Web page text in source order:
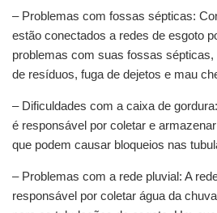
– Problemas com fossas sépticas:
estão conectados a redes de esgoto
problemas com suas fossas sépticas,
de resíduos, fuga de dejetos e mau
– Dificuldades com a caixa de
é responsável por coletar e
que podem causar bloqueios nas
– Problemas com a rede pluvial: A
responsável por coletar água da